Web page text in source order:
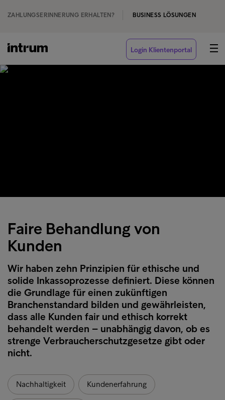
ZAHLUNGSERINNERUNG ERHALTEN? BUSINESS LÖSUNGEN
Login Klientenportal
Faire Behandlung von
Kunden
Wir haben zehn Prinzipien für ethische und
solide Inkassoprozesse definiert. Diese können
die Grundlage für einen zukünftigen
Branchenstandard bilden und gewährleisten,
dass alle Kunden fair und ethisch korrekt
behandelt werden – unabhängig davon, ob es
strenge Verbraucherschutzgesetze gibt oder
nicht.
Nachhaltigkeit Kundenerfahrung